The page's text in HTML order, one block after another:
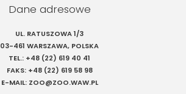
Dane adresowe
UL. RATUSZOWA 1/3
03-461 WARSZAWA, POLSKA
TEL.: +48 (22) 619 40 41
FAKS: +48 (22) 619 58 98
E-MAIL: ZOO@ZOO.WAW.PL